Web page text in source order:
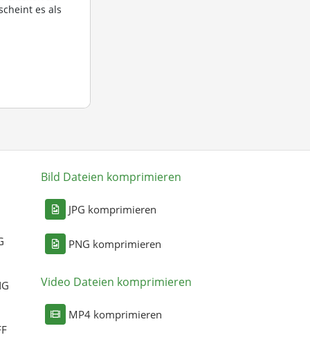
es als
Bild Dateien komprimieren
JPG komprimieren
PNG komprimieren
Video Dateien komprimieren
MP4 komprimieren